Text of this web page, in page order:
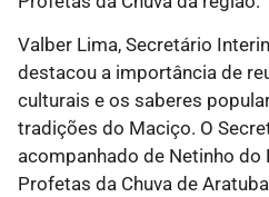
Valber Lima, Secretário
destacou a importância de
culturais e os saberes
tradições do Maciço. O
acompanhado de Netinho do
Profetas da Chuva de